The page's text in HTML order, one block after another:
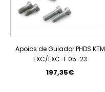
Apoios de Guiador PHDS KTM
EXC/EXC-F 05-23
197,35€